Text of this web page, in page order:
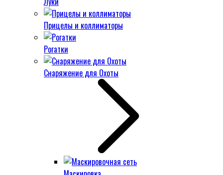
Прицелы и коллиматоры
Рогатки
Снаряжение для Охоты